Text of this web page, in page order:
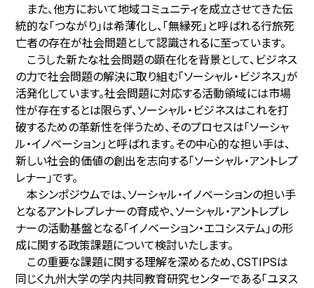
また、他方において地域コミュニティを成立させてきた伝
統的な「つながり」は希薄化し、「無縁死」と呼ばれる行旅死
亡者の存在が社会問題として認識されるに至っています。
こうした新たな社会問題の顕在化を背景として、ビジネス
の力で社会問題の解決に取り組む「ソーシャル・ビジネス」が
活発化しています。社会問題に対応する活動領域には市場
性が存在するとは限らず、ソーシャル・ビジネスはこれを打
破するための革新性を伴うため、そのプロセスは「ソーシャ
ル・イノベーション」と呼ばれます。その中心的な担い手は、
新しい社会的価値の創出を志向する「ソーシャル・アントレプ
レナー」です。
本シンポジウムでは、ソーシャル・イノベーションの担い手
となるアントレプレナーの育成や、ソーシャル・アントレプレ
ナーの活動基盤となる「イノベーション・エコシステム」の形
成に関する政策課題について検討いたします。
この重要な課題に関する理解を深めるため、CSTIPSは
同じく九州大学の学内共同教育研究センターである「ユヌス